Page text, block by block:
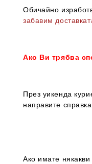
Обичайно
забавим
Ако Ви трябва
През уикенда
направите
Ако имате